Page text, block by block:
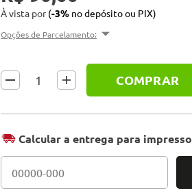
À vista por(-3% no depósito ou PIX)
Opções de Parcelamento:
COMPRAR
Calcular a entrega para impresso